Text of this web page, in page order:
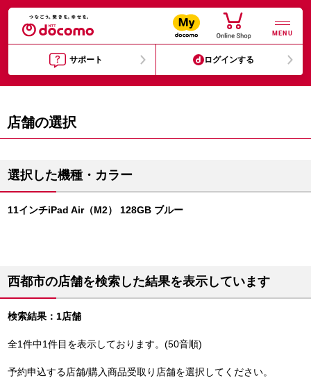
MENU
サポート ログインする
店舗の選択
選択した機種・カラー
11インチiPad Air（M2） 128GB ブルー
西都市の店舗を検索した結果を表示しています
検索結果：1店舗
全1件中1件目を表示しております。(50音順)
予約申込する店舗/購入商品受取り店舗を選択してください。